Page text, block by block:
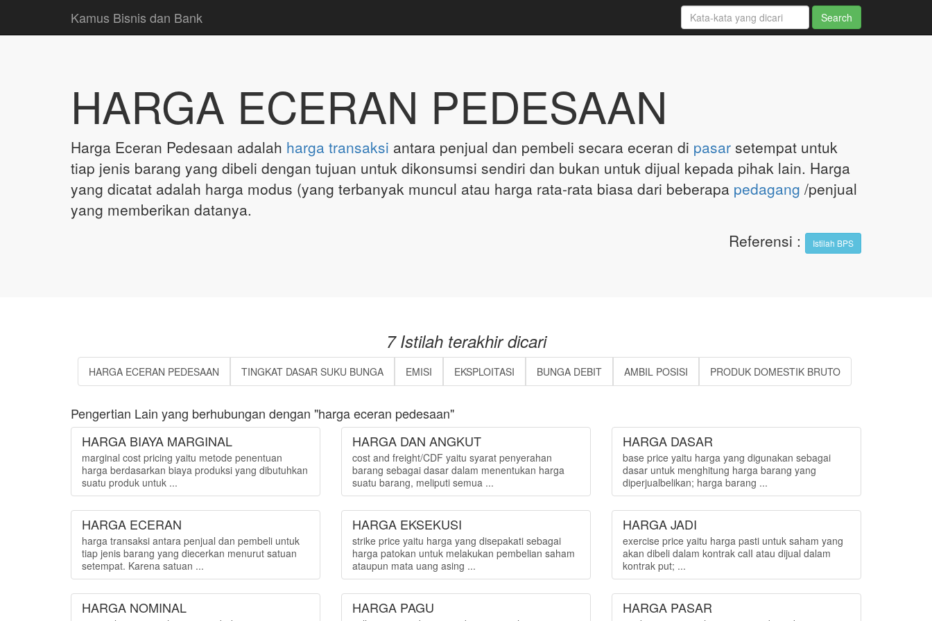
Kamus Bisnis dan Bank
HARGA ECERAN PEDESAAN
Harga Eceran Pedesaan adalah harga transaksi antara penjual dan pembeli secara eceran di pasar setempat untuk
tiap jenis barang yang dibeli dengan tujuan untuk dikonsumsi sendiri dan bukan untuk dijual kepada pihak lain. Harga
yang dicatat adalah harga modus (yang terbanyak muncul atau harga rata-rata biasa dari beberapa pedagang /penjual
yang memberikan datanya.
Referensi : Istilah BPS
7 Istilah terakhir dicari
HARGA ECERAN PEDESAAN TINGKAT DASAR SUKU BUNGA EMISI EKSPLOITASI BUNGA DEBIT AMBIL POSISI PRODUK DOMESTIK BRUTO
Pengertian Lain yang berhubungan dengan "harga eceran pedesaan"
HARGA BIAYA MARGINAL
marginal cost pricing yaitu metode penentuan
harga berdasarkan biaya produksi yang dibutuhkan
suatu produk untuk ...
HARGA DAN ANGKUT
cost and freight/CDF yaitu syarat penyerahan
barang sebagai dasar dalam menentukan harga
suatu barang, meliputi semua ...
HARGA DASAR
base price yaitu harga yang digunakan sebagai
dasar untuk menghitung harga barang yang
diperjualbelikan; harga barang ...
HARGA ECERAN
harga transaksi antara penjual dan pembeli untuk
tiap jenis barang yang diecerkan menurut satuan
setempat. Karena satuan ...
HARGA EKSEKUSI
strike price yaitu harga yang disepakati sebagai
harga patokan untuk melakukan pembelian saham
ataupun mata uang asing ...
HARGA JADI
exercise price yaitu harga pasti untuk saham yang
akan dibeli dalam kontrak calI atau dijual dalam
kontrak put; ...
HARGA NOMINAL HARGA PAGU HARGA PASAR